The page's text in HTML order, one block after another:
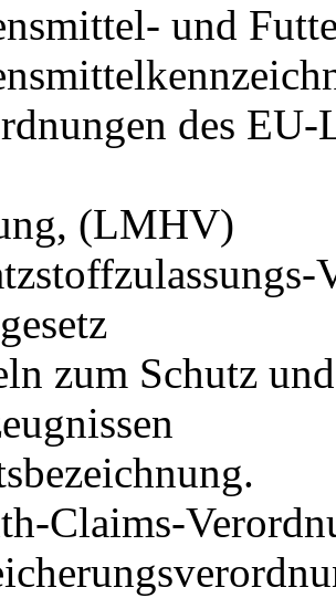
und
des EU-
(LMHV)
zum Schutz
Claims-